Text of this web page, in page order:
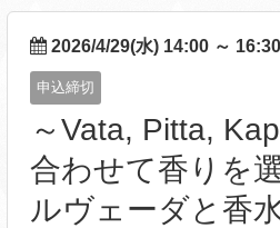
2026/4/29(水) 14:00 ～ 16:30
申込締切
～Vata, Pitta,
合わせて香りを
ルヴェーダと香